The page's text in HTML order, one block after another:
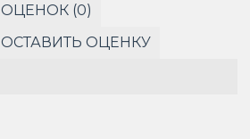
ОЦЕНОК (0)
ОСТАВИТЬ ОЦЕНКУ